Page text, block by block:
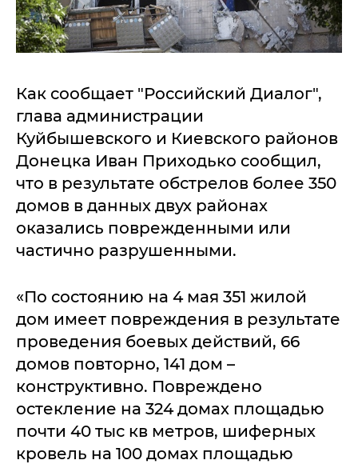
Как сообщает "Российский Диалог",
глава администрации
Куйбышевского и Киевского районов
Донецка Иван Приходько сообщил,
что в результате обстрелов более 350
домов в данных двух районах
оказались поврежденными или
частично разрушенными.
«По состоянию на 4 мая 351 жилой
дом имеет повреждения в результате
проведения боевых действий, 66
домов повторно, 141 дом –
конструктивно. Повреждено
остекление на 324 домах площадью
почти 40 тыс кв метров, шиферных
кровель на 100 домах площадью